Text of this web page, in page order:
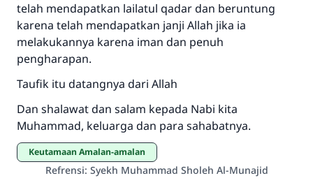
telah mendapatkan lailatul qadar dan beruntung
karena telah mendapatkan janji Allah jika ia
melakukannya karena iman dan penuh
pengharapan.
Taufik itu datangnya dari Allah
Dan shalawat dan salam kepada Nabi kita
Muhammad, keluarga dan para sahabatnya.
Keutamaan Amalan-amalan
Refrensi: Syekh Muhammad Sholeh Al-Munajid